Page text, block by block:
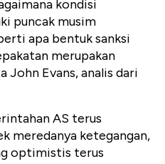
kondisi
puncak musim
apa bentuk sanksi
merupakan
John Evans, analis dari
AS terus
meredanya ketegangan,
optimistis terus